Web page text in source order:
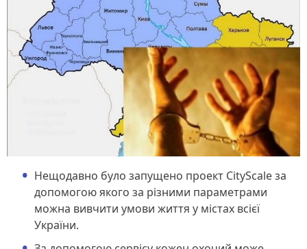
Нещодавно було запущено проект CityScale за
допомогою якого за різними параметрами
можна вивчити умови життя у містах всієї
України.